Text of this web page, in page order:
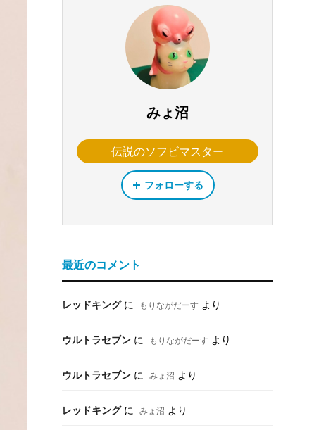
みょ沼
伝説のソフビマスター
フォローする
最近のコメント
レッドキングに もりながだーす より
ウルトラセブン に もりながだーす より
ウルトラセブン に みょ沼 より
レッドキングに みょ沼 より